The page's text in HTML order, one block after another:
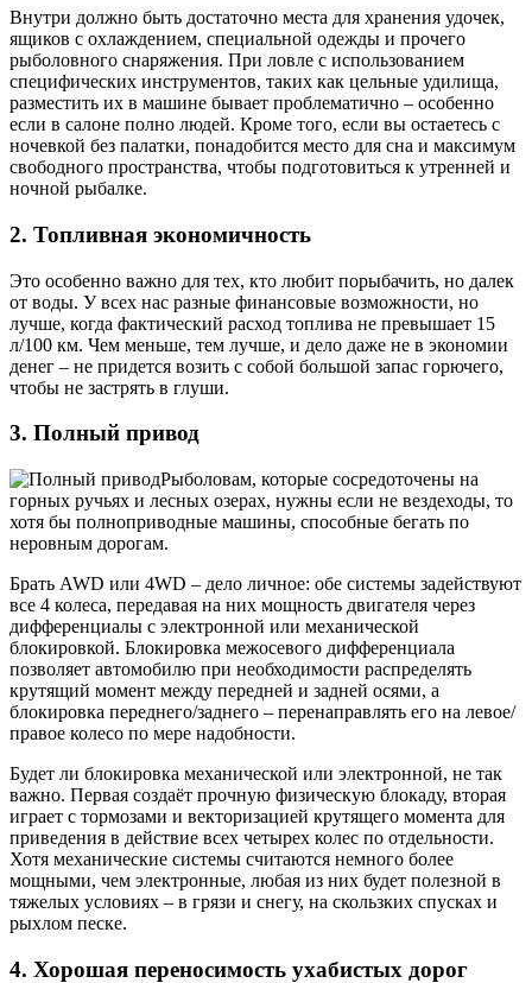
Внутри должно быть достаточно места для хранения удочек,
ящиков с охлаждением, специальной одежды и прочего
рыболовного снаряжения. При ловле с использованием
специфических инструментов, таких как цельные удилища,
разместить их в машине бывает проблематично – особенно
если в салоне полно людей. Кроме того, если вы остаетесь с
ночевкой без палатки, понадобится место для сна и максимум
свободного пространства, чтобы подготовиться к утренней и
ночной рыбалке.
2. Топливная экономичность
Это особенно важно для тех, кто любит порыбачить, но далек
от воды. У всех нас разные финансовые возможности, но
лучше, когда фактический расход топлива не превышает 15
л/100 км. Чем меньше, тем лучше, и дело даже не в экономии
денег – не придется возить с собой большой запас горючего,
чтобы не застрять в глуши.
3. Полный привод
Рыболовам, которые сосредоточены на
горных ручьях и лесных озерах, нужны если не вездеходы, то
хотя бы полноприводные машины, способные бегать по
неровным дорогам.
Брать AWD или 4WD – дело личное: обе системы задействуют
все 4 колеса, передавая на них мощность двигателя через
дифференциалы с электронной или механической
блокировкой. Блокировка межосевого дифференциала
позволяет автомобилю при необходимости распределять
крутящий момент между передней и задней осями, а
блокировка переднего/заднего – перенаправлять его на левое/
правое колесо по мере надобности.
Будет ли блокировка механической или электронной, не так
важно. Первая создаёт прочную физическую блокаду, вторая
играет с тормозами и векторизацией крутящего момента для
приведения в действие всех четырех колес по отдельности.
Хотя механические системы считаются немного более
мощными, чем электронные, любая из них будет полезной в
тяжелых условиях – в грязи и снегу, на скользких спусках и
рыхлом песке.
4. Хорошая переносимость ухабистых дорог